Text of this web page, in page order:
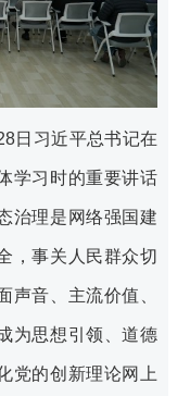
习近平总书记在
学习时的重要讲话
治理是网络强国建
，事关人民群众切
声音、主流价值、
为思想引领、道德
党的创新理论网上